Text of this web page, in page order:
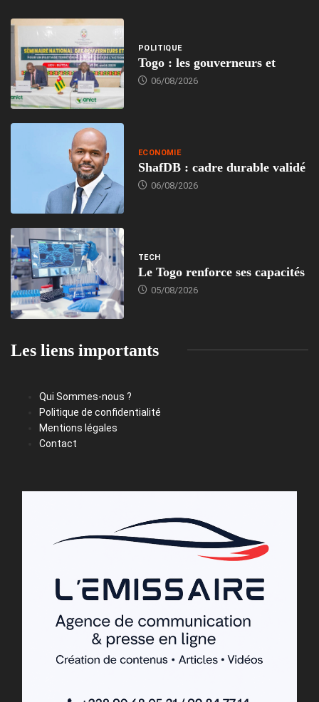
POLITIQUE
Togo : les gouverneurs et
06/08/2026
ECONOMIE
ShafDB : cadre durable validé
06/08/2026
TECH
Le Togo renforce ses capacités
05/08/2026
Les liens importants
Qui Sommes-nous ?
Politique de confidentialité
Mentions légales
Contact